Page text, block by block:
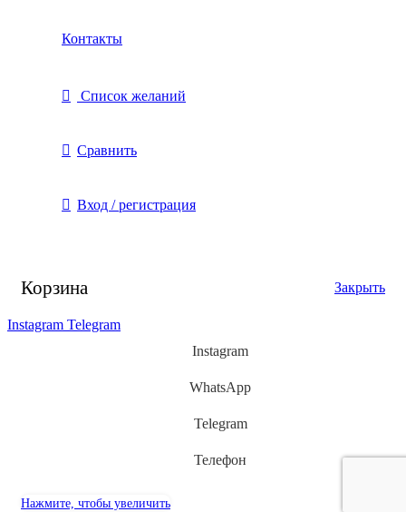
Нажмите, чтобы увеличить
Контакты
Список желаний
Сравнить
Вход / регистрация
Корзина Закрыть
Instagram Telegram
Instagram
WhatsApp
Telegram
Телефон